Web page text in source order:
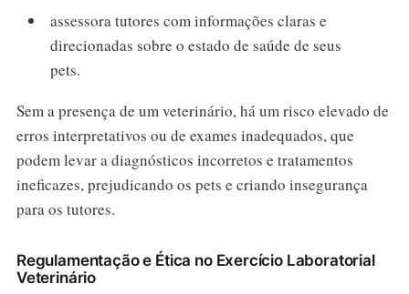
assessora tutores com informações claras e
direcionadas sobre o estado de saúde de seus
pets.
Sem a presença de um veterinário, há um risco elevado de
erros interpretativos ou de exames inadequados, que
podem levar a diagnósticos incorretos e tratamentos
ineficazes, prejudicando os pets e criando insegurança
para os tutores.
Regulamentação e Ética no Exercício Laboratorial
Veterinário